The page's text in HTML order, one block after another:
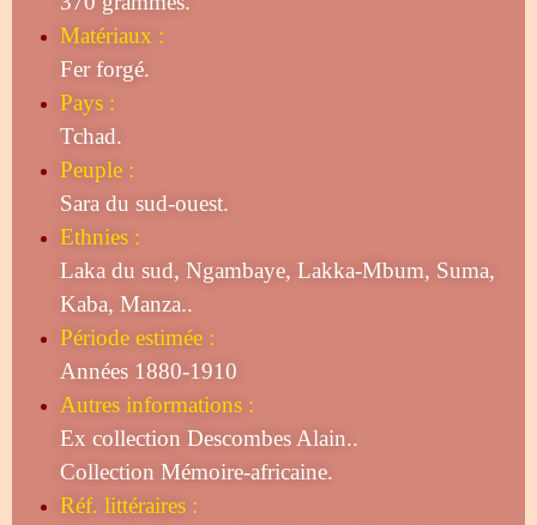
Matériaux :
Fer forgé.
Pays :
Tchad.
Peuple :
Sara du sud-ouest.
Ethnies :
Laka du sud, Ngambaye, Lakka-Mbum, Suma,
Kaba, Manza..
Période estimée :
Années 1880-1910
Autres informations :
Ex collection Descombes Alain..
Collection Mémoire-africaine.
Réf. littéraires :